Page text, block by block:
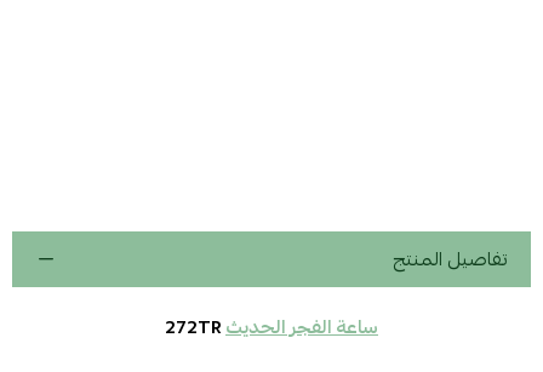
تفاصيل المنتج
ساعة الفجر الحديث